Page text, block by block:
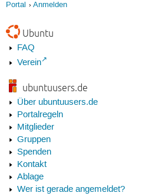
Portal Anmelden
Ubuntu
FAQ
Verein
ubuntuusers.de
Über ubuntuusers.de
Portalregeln
Mitglieder
Gruppen
Spenden
Kontakt
Ablage
Wer ist gerade angemeldet?